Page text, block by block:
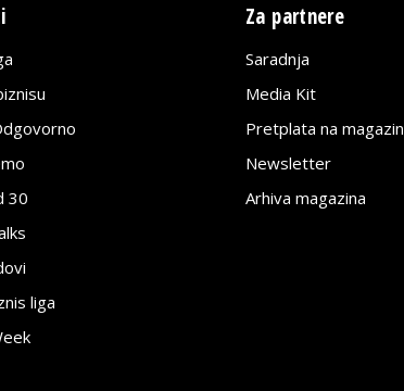
30
liga
Za partnere
Saradnja
Media Kit
Pretplata na magazin
Newsletter
Arhiva magazina